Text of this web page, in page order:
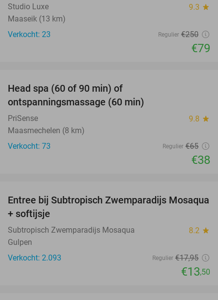
Studio Luxe 9.3 star
Maaseik (13 km)
Verkocht: 23
Regulier €250
€79
Head spa (60 of 90 min) of
ontspanningsmassage (60 min)
PriSense 9.8 star
Maasmechelen (8 km)
Verkocht: 73
Regulier €65
€38
25%
Entree bij Subtropisch Zwemparadijs Mosaqua
+ softijsje
Subtropisch Zwemparadijs Mosaqua 8.2 star
Gulpen
Verkocht: 2.093
Regulier €17,95
€13,50